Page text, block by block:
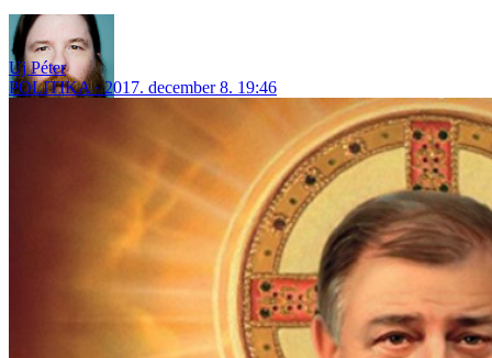
Uj Péter
POLITIKA
2017. december 8. 19:46